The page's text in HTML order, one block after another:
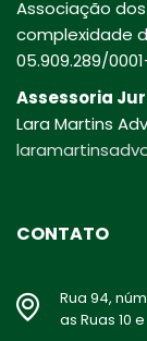
Associação
complexidade
05.909.289/
Assessoria
Lara Martins
CONTATO
Rua 94,
as Ruas 10